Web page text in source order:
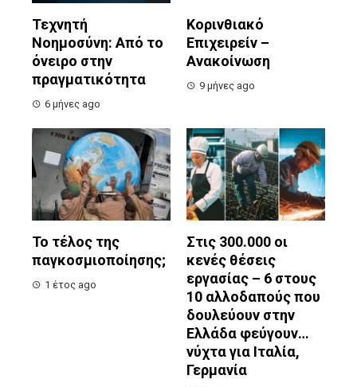
Τεχνητή
Νοημοσύνη: Από το
όνειρο στην
πραγματικότητα
6 μήνες ago
Κορινθιακό
Επιχειρείν –
Ανακοίνωση
9 μήνες ago
Το τέλος της
παγκοσμιοποίησης;
1 έτος ago
Στις 300.000 οι
κενές θέσεις
εργασίας – 6 στους
10 αλλοδαπούς που
δουλεύουν στην
Ελλάδα φεύγουν…
νύχτα για Ιταλία,
Γερμανία